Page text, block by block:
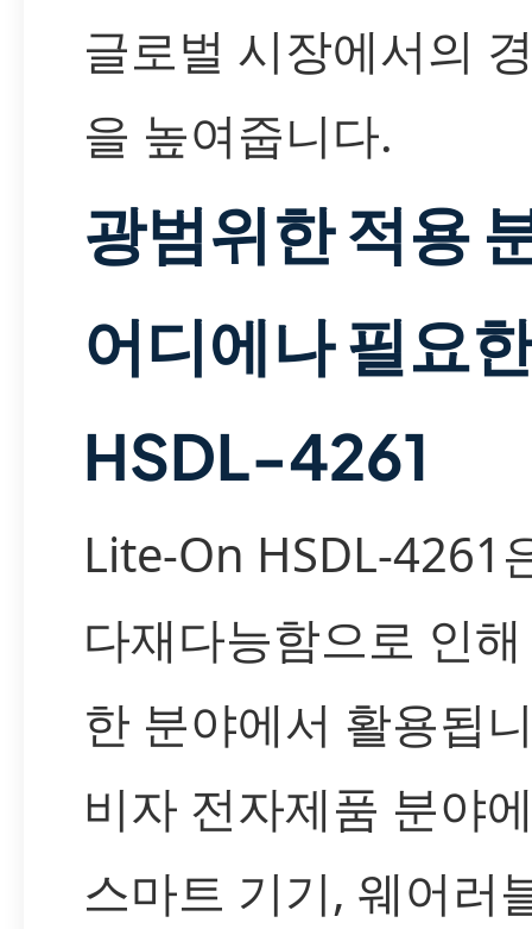
글로벌 시장에서의
을 높여줍니다.
광범위한 적용
어디에나 필요
HSDL-4261
Lite-On HSDL-4261
다재다능함으로 인
한 분야에서 활용됩
비자 전자제품 분야
스마트 기기, 웨어러